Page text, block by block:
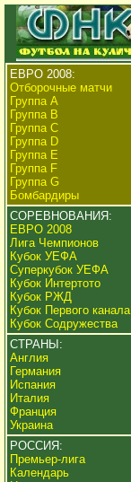
ЕВРО 2008:
Отборочные матчи
Группа A
Группа B
Группа C
Группа D
Группа E
Группа F
Группа G
Бомбардиры
СОРЕВНОВАНИЯ:
ЕВРО 2008
Лига Чемпионов
Кубок УЕФА
Суперкубок УЕФА
Кубок Интертото
Кубок РЖД
Кубок Первого канала
Кубок Содружества
СТРАНЫ:
Англия
Германия
Испания
Италия
Франция
Украина
РОССИЯ:
Премьер-лига
Календарь